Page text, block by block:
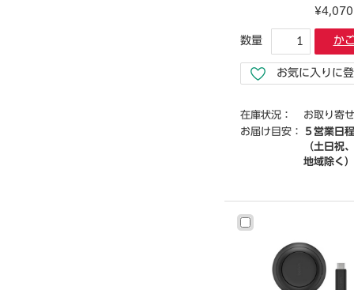
数量 か
お気に入りに
在庫状況：
お取り寄せ
お届け目安：
５営業日
（土日祝
地域除く）